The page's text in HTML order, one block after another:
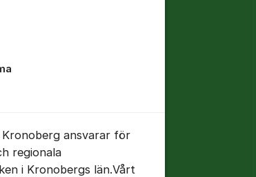
ansvarar för
regionala
i Kronobergs län.Vårt